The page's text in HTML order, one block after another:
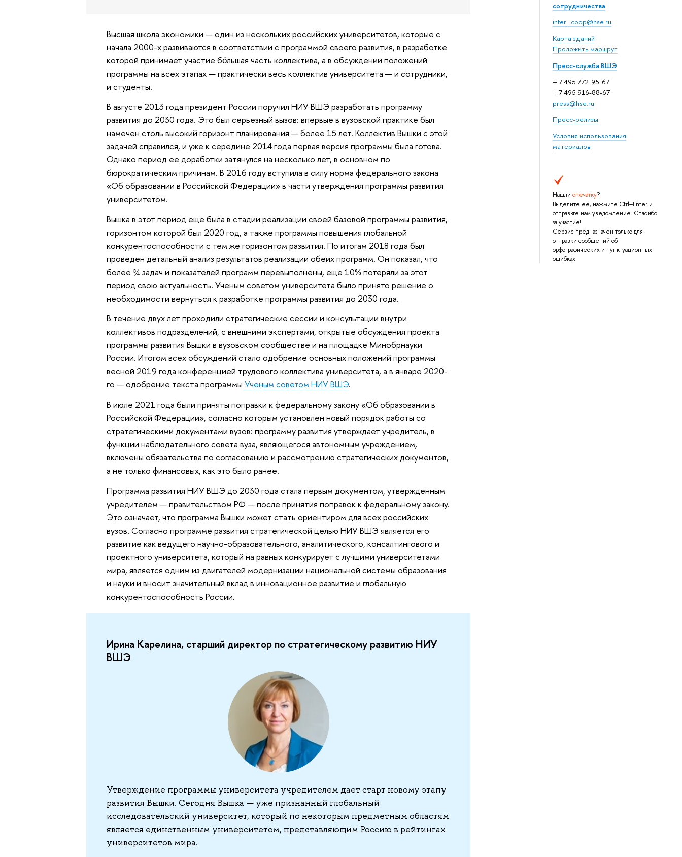
сотрудничества
inter_coop@hse.ru
Карта зданий
Проложить маршрут
Пресс-служба ВШЭ
+ 7 495 772-95-67
+ 7 495 916-88-67
press@hse.ru
Пресс-релизы
Условия использования
материалов
Нашли опечатку?
Выделите её, нажмите Ctrl+Enter и
отправьте нам уведомление. Спасибо
за участие!
Сервис предназначен только для
отправки сообщений об
орфографических и пунктуационных
ошибках.
Высшая школа экономики — один из нескольких российских университетов, которые с
начала 2000-х развиваются в соответствии с программой своего развития, в разработке
которой принимает участие бо́льшая часть коллектива, а в обсуждении положений
программы на всех этапах — практически весь коллектив университета — и сотрудники,
и студенты.
В августе 2013 года президент России поручил НИУ ВШЭ разработать программу
развития до 2030 года. Это был серьезный вызов: впервые в вузовской практике был
намечен столь высокий горизонт планирования — более 15 лет. Коллектив Вышки с этой
задачей справился, и уже к середине 2014 года первая версия программы была готова.
Однако период ее доработки затянулся на несколько лет, в основном по
бюрократическим причинам. В 2016 году вступила в силу норма федерального закона
«Об образовании в Российской Федерации» в части утверждения программы развития
университетом.
Вышка в этот период еще была в стадии реализации своей базовой программы развития,
горизонтом которой был 2020 год, а также программы повышения глобальной
конкурентоспособности с тем же горизонтом развития. По итогам 2018 года был
проведен детальный анализ результатов реализации обеих программ. Он показал, что
более ¾ задач и показателей программ перевыполнены, еще 10% потеряли за этот
период свою актуальность. Ученым советом университета было принято решение о
необходимости вернуться к разработке программы развития до 2030 года.
В течение двух лет проходили стратегические сессии и консультации внутри
коллективов подразделений, с внешними экспертами, открытые обсуждения проекта
программы развития Вышки в вузовском сообществе и на площадке Минобрнауки
России. Итогом всех обсуждений стало одобрение основных положений программы
весной 2019 года конференцией трудового коллектива университета, а в январе 2020-
го — одобрение текста программы Ученым советом НИУ ВШЭ.
В июле 2021 года были приняты поправки к федеральному закону «Об образовании в
Российской Федерации», согласно которым установлен новый порядок работы со
стратегическими документами вузов: программу развития утверждает учредитель, в
функции наблюдательного совета вуза, являющегося автономным учреждением,
включены обязательства по согласованию и рассмотрению стратегических документов,
а не только финансовых, как это было ранее.
Программа развития НИУ ВШЭ до 2030 года стала первым документом, утвержденным
учредителем — правительством РФ — после принятия поправок к федеральному закону.
Это означает, что программа Вышки может стать ориентиром для всех российских
вузов. Согласно программе развития стратегической целью НИУ ВШЭ является его
развитие как ведущего научно-образовательного, аналитического, консалтингового и
проектного университета, который на равных конкурирует с лучшими университетами
мира, является одним из двигателей модернизации национальной системы образования
и науки и вносит значительный вклад в инновационное развитие и глобальную
конкурентоспособность России.
Ирина Карелина, старший директор по стратегическому развитию НИУ
ВШЭ
Утверждение программы университета учредителем дает старт новому этапу
развития Вышки. Сегодня Вышка — уже признанный глобальный
исследовательский университет, который по некоторым предметным областям
является единственным университетом, представляющим Россию в рейтингах
университетов мира.